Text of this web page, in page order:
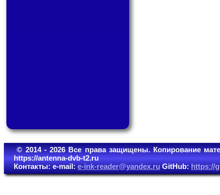
© 2014 - 2026 Все права защищены. Копирование
https://antenna-dvb-t2.ru
Контакты: e-mail:e-ink-reader@yandex.ruGitHub:https://